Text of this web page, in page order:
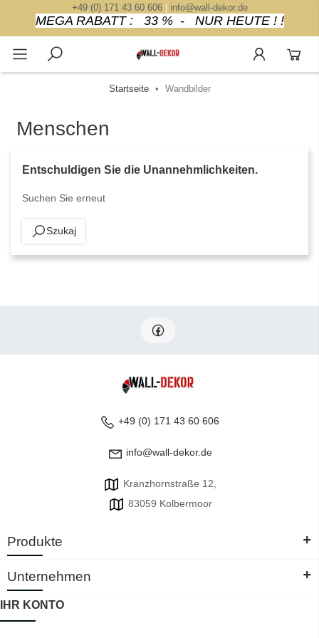
+49 (0) 171 43 60 606| info@wall-dekor.de
MEGA RABATT : 33 % - NUR HEUTE ! !
Startseite Wandbilder
Menschen
Entschuldigen Sie die Unannehmlichkeiten.
Suchen Sie erneut
Szukaj
+49 (0) 171 43 60 606
info@wall-dekor.de
Kranzhornstraße 12,
83059 Kolbermoor
Produkte +
Unternehmen +
IHR KONTO